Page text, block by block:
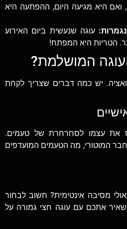
ואם היא מגיעה היום, ההפתעה היא
עוגה שנעשית ביום האירוע
הטריות היא המפתח!
המושלמת?
יש כמה דברים שצריך לקחת
את עצמו לסחרחרת של טעמים.
המוטורי, מה הטעמים המועדפים
מסיבה אינטימית? חשוב לבחור
אתכם עם עוגה חצי גמורה על